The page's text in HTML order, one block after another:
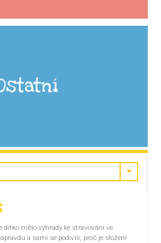
dítko mělo výhrady ke stravování ve
a sami se podivili, proč je složení